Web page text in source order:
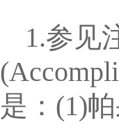
1.参见
是：(1)